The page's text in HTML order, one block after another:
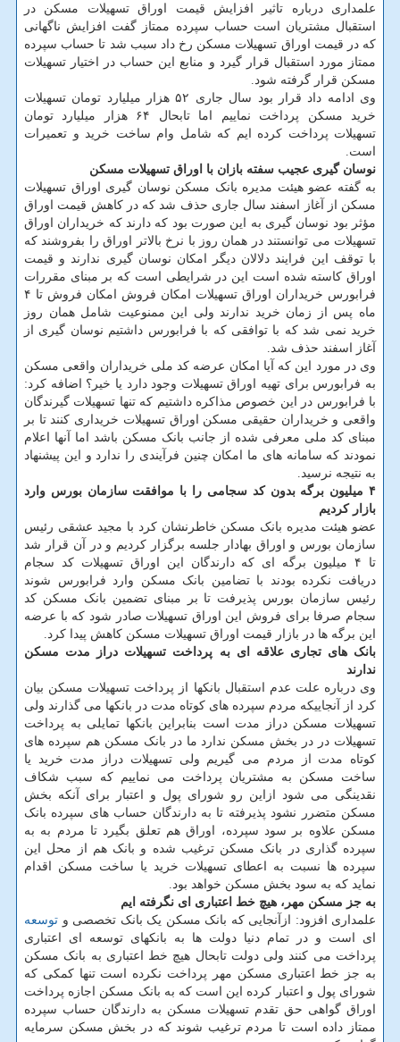
علمداری درباره تاثیر افزایش قیمت اوراق تسهیلات مسکن در
استقبال مشتریان است حساب سپرده ممتاز گفت افزایش ناگهانی
که در قیمت اوراق تسهیلات مسکن رخ داد سبب شد تا حساب سپرده
ممتاز مورد استقبال قرار گیرد و منابع این حساب در اختیار تسهیلات
مسکن قرار گرفته شود.
وی ادامه داد قرار بود سال جاری ۵۲ هزار میلیارد تومان تسهیلات
خرید مسکن پرداخت نماییم اما تابحال ۶۴ هزار میلیارد تومان
تسهیلات پرداخت کرده ایم که شامل وام ساخت خرید و تعمیرات
است.
نوسان گیری عجیب سفته بازان با اوراق تسهیلات مسکن
به گفته عضو هیئت مدیره بانک مسکن نوسان گیری اوراق تسهیلات
مسکن از آغاز اسفند سال جاری حذف شد که در کاهش قیمت اوراق
مؤثر بود نوسان گیری به این صورت بود که دارند که خریداران اوراق
تسهیلات می توانستند در همان روز با نرخ بالاتر اوراق را بفروشند که
با توقف این فرایند دلالان دیگر امکان نوسان گیری ندارند و قیمت
اوراق کاسته شده است این در شرایطی است که بر مبنای مقررات
فرابورس خریداران اوراق تسهیلات امکان فروش امکان فروش تا ۴
ماه پس از زمان خرید ندارند ولی این ممنوعیت شامل همان روز
خرید نمی شد که با توافقی که با فرابورس داشتیم نوسان گیری از
آغاز اسفند حذف شد.
وی در مورد این که آیا امکان عرضه کد ملی خریداران واقعی مسکن
به فرابورس برای تهیه اوراق تسهیلات وجود دارد یا خیر؟ اضافه کرد:
با فرابورس در این خصوص مذاکره داشتیم که تنها تسهیلات گیرندگان
واقعی و خریداران حقیقی مسکن اوراق تسهیلات خریداری کنند تا بر
مبنای کد ملی معرفی شده از جانب بانک مسکن باشد اما آنها اعلام
نمودند که سامانه های ما امکان چنین فرآیندی را ندارد و این پیشنهاد
به نتیجه نرسید.
۴ میلیون برگه بدون کد سجامی را با موافقت سازمان بورس وارد
بازار کردیم
عضو هیئت مدیره بانک مسکن خاطرنشان کرد با مجید عشقی رئیس
سازمان بورس و اوراق بهادار جلسه برگزار کردیم و در آن قرار شد
تا ۴ میلیون برگه ای که دارندگان این اوراق تسهیلات کد سجام
دریافت نکرده بودند با تضامین بانک مسکن وارد فرابورس شوند
رئیس سازمان بورس پذیرفت تا بر مبنای تضمین بانک مسکن کد
سجام صرفا برای فروش این اوراق تسهیلات صادر شود که با عرضه
این برگه ها در بازار قیمت اوراق تسهیلات مسکن کاهش پیدا کرد.
بانک های تجاری علاقه ای به پرداخت تسهیلات دراز مدت مسکن
ندارند
وی درباره علت عدم استقبال بانکها از پرداخت تسهیلات مسکن بیان
کرد از آنجاییکه مردم سپرده های کوتاه مدت در بانکها می گذارند ولی
تسهیلات مسکن دراز مدت است بنابراین بانکها تمایلی به پرداخت
تسهیلات در در بخش مسکن ندارد ما در بانک مسکن هم سپرده های
کوتاه مدت از مردم می گیریم ولی تسهیلات دراز مدت خرید یا
ساخت مسکن به مشتریان پرداخت می نماییم که سبب شکاف
نقدینگی می شود ازاین رو شورای پول و اعتبار برای آنکه بخش
مسکن متضرر نشود پذیرفته تا به دارندگان حساب های سپرده بانک
مسکن علاوه بر سود سپرده، اوراق هم تعلق بگیرد تا مردم به به
سپرده گذاری در بانک مسکن ترغیب شده و بانک هم از محل این
سپرده ها نسبت به اعطای تسهیلات خرید یا ساخت مسکن اقدام
نماید که به سود بخش مسکن خواهد بود.
به جز مسکن مهر، هیچ خط اعتباری ای نگرفته ایم
علمداری افزود: ازآنجایی که بانک مسکن یک بانک تخصصی و توسعه
ای است و در تمام دنیا دولت ها به بانکهای توسعه ای اعتباری
پرداخت می کنند ولی دولت تابحال هیچ خط اعتباری به بانک مسکن
به جز خط اعتباری مسکن مهر پرداخت نکرده است تنها کمکی که
شورای پول و اعتبار کرده این است که به بانک مسکن اجازه پرداخت
اوراق گواهی حق تقدم تسهیلات مسکن به دارندگان حساب سپرده
ممتاز داده است تا مردم ترغیب شوند که در بخش مسکن سرمایه